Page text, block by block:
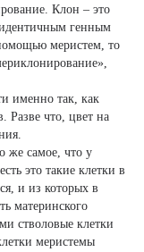
Клон – это
идентичным генным
меристем, то
именно так, как
Разве что, цвет на
же самое, что у
это такие клетки в
и из которых в
материнского
стволовые клетки
меристемы